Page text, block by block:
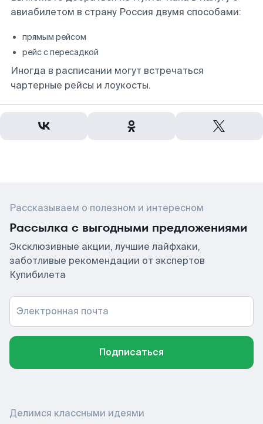
авиабилетом в страну Россия двумя способами:
прямым рейсом
рейс с пересадкой
Иногда в расписании могут встречаться
чартерные рейсы и лоукосты.
Рассказываем о полезном и интересном
Рассылка с выгодными предложениями
Эксклюзивные акции, лучшие лайфхаки,
заботливые рекомендации от экспертов
Купибилета
Электронная почта
Подписаться
Делимся классными идеями